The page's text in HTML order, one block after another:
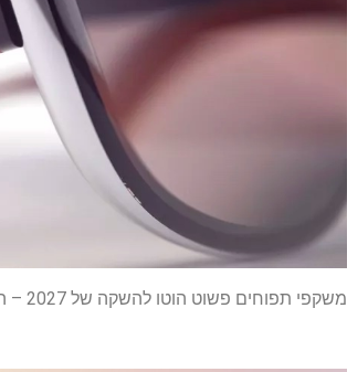
משקפי תפוחים פשוט הוטו להשקה של 2027 – הנה כל מה שאנחנו יודעים